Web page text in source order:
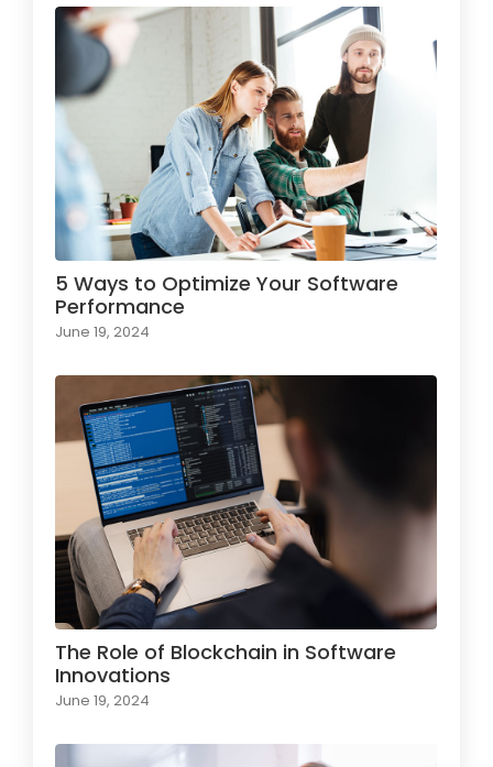
5 Ways to Optimize Your Software
Performance
June 19, 2024
The Role of Blockchain in Software
Innovations
June 19, 2024